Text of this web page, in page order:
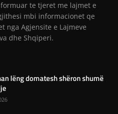
te tjeret me lajmet e
mbi informacionet qe
nga Agjensite e Lajmeve
dhe Shqiperi.
lëng domatesh shëron shumë